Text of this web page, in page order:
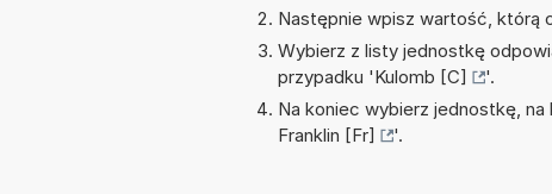
Następnie wpisz wartość, którą
Wybierz z listy jednostkę
przypadku 'Kulomb [C]
'.
Na koniec wybierz jednostkę,
Franklin [Fr]
'.